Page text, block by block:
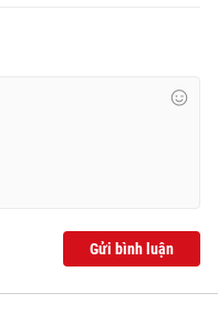
Gửi bình luận